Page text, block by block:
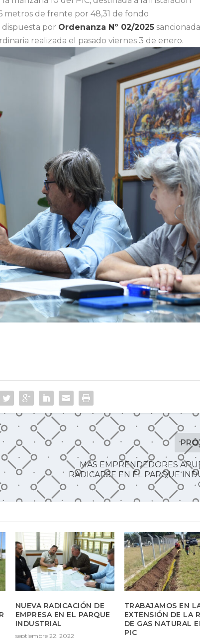
metros de frente por 48,31 de fondo
por Ordenanza Nº 02/2025
realizada el pasado viernes 3 de enero.
MÁS EMPRENDEDORES
RADICARSE EN EL PARQUE
NUEVA RADICACIÓN DE
EMPRESA EN EL PARQUE
INDUSTRIAL
septiembre 22, 2022
TRABAJAMOS EN
EXTENSIÓN DE LA
DE GAS NATURAL
PIC